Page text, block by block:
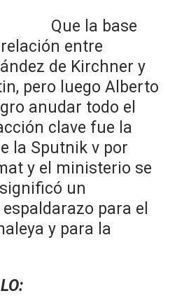
base
entre
de Kirchner y
pero luego Alberto
anudar todo el
clave fue la
la Sputnik v por
y el ministerio se
un
para el
y para la